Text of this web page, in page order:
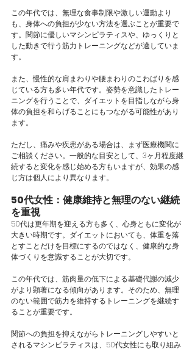
この年代では、無理な食事制限や激しい運動より
も、身体への負担が少ない方法を選ぶことが重要で
す。関節に優しいマシンピラティスや、ゆっくりと
した動きで行う筋力トレーニングなどが適していま
す。
また、慢性的な肩まわりや腰まわりのこわばりを感
じている方も多い年代です。姿勢を意識したトレー
ニングを行うことで、ダイエットを目指しながら身
体の負担を和らげることにもつながる可能性があり
ます。
ただし、痛みや疾患がある場合は、まず医療機関に
ご相談ください。一般的な目安として、3ヶ月程度継
続すると変化を感じ始める方もいますが、効果の感
じ方は個人により異なります。
50代女性：健康維持と無理のない継続
を重視
50代は更年期を迎える方も多く、心身ともに変化が
大きい時期です。ダイエットにおいても、体重を落
とすことだけを目標にするのではなく、健康的な身
体づくりを意識することが大切です。
この年代では、筋肉量の低下による基礎代謝の減少
がより顕著になる傾向があります。そのため、無理
のない範囲で筋力を維持するトレーニングを継続す
ることが重要です。
関節への負担を抑えながらトレーニングしやすいと
されるマシンピラティスは、50代女性にも取り組み